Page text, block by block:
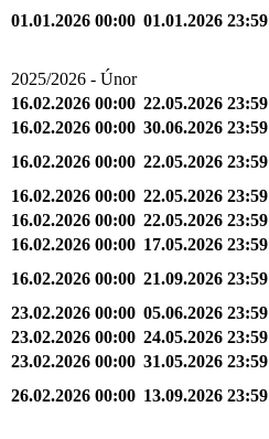
01.01.2026 00:00 01.01.2026 23:59
2025/2026 - Únor
16.02.2026 00:00 22.05.2026 23:59
16.02.2026 00:00 30.06.2026 23:59
16.02.2026 00:00 22.05.2026 23:59
16.02.2026 00:00 22.05.2026 23:59
16.02.2026 00:00 22.05.2026 23:59
16.02.2026 00:00 17.05.2026 23:59
16.02.2026 00:00 21.09.2026 23:59
23.02.2026 00:00 05.06.2026 23:59
23.02.2026 00:00 24.05.2026 23:59
23.02.2026 00:00 31.05.2026 23:59
26.02.2026 00:00 13.09.2026 23:59